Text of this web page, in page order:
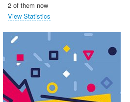
2 of them now
View Statistics